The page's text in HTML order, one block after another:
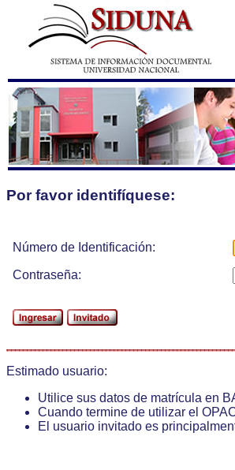
Por favor identifíquese:
Número de Identificación:
Contraseña:
Estimado usuario:
Utilice sus datos de matrícula en
Cuando termine de utilizar el
El usuario invitado es